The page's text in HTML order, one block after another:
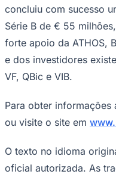
concluiu com sucesso
Série B de € 55
forte apoio da ATHOS,
e dos investidores
VF, QBic e VIB.
Para obter informações
ou visite o site em
O texto no idioma
oficial autorizada. As